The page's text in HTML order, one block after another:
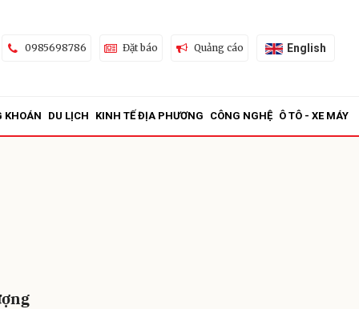
0985698786 Đặt báo Quảng cáo English
KHOÁN DU LỊCH KINH TẾ ĐỊA PHƯƠNG CÔNG NGHỆ Ô TÔ - XE MÁY